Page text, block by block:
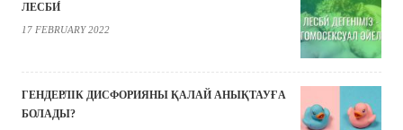
ЛЕСБИ́
17 FEBRUARY 2022
ГЕНДЕРЛІК ДИСФОРИЯНЫ ҚАЛАЙ АНЫҚТАУҒА
БОЛАДЫ?